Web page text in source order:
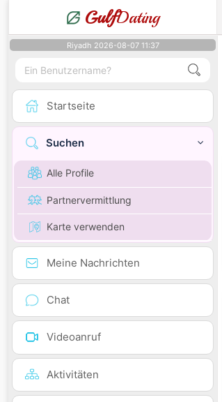
GulfDating
Riyadh 2026-08-07 11:37
Startseite
Suchen
Alle Profile
Partnervermittlung
Karte verwenden
Meine Nachrichten
Chat
Videoanruf
Aktivitäten